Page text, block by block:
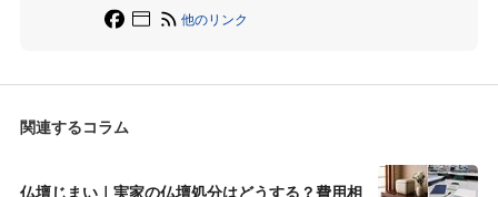
他のリンク
関連するコラム
仏壇じまい｜実家の仏壇処分はどうする？費用相